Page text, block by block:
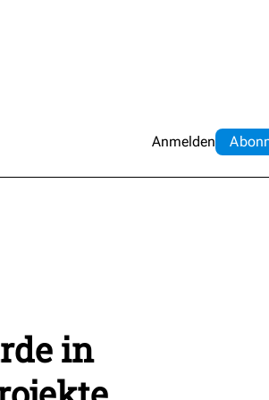
Anmelden Abo
in